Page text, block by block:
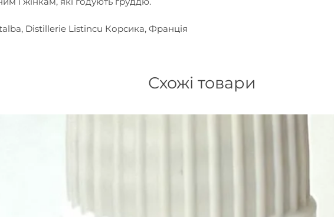
Distillerie Listincu Корсика, Франція
Схожі товари